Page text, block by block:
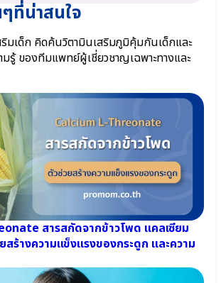
ที่น่าสนใจ
มเด็ก คิดค้นวิตามินเสริมภูมิคุ้มกันเด็กและ
รู้ ของทีมแพทย์ผู้เชี่ยวชาญเฉพาะทางและ
สารสกัดจากข้าวโพด แคลเซียม
สร้างความแข็งแรงของกระดูก และความ